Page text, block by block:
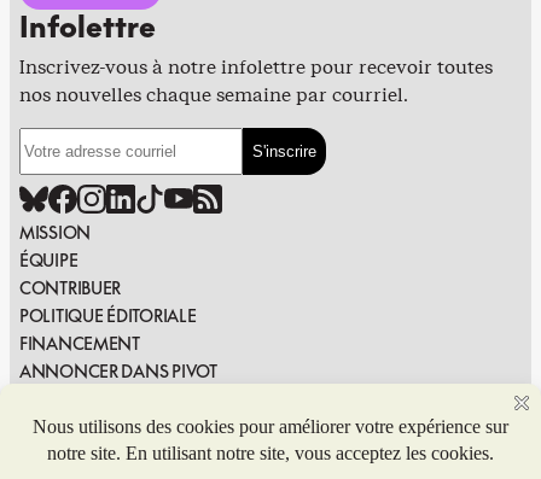
Infolettre
Inscrivez-vous à notre infolettre pour recevoir toutes
nos nouvelles chaque semaine par courriel.
MISSION
ÉQUIPE
CONTRIBUER
POLITIQUE ÉDITORIALE
FINANCEMENT
ANNONCER DANS PIVOT
SIGNALER UNE ERREUR
NOUS JOINDRE